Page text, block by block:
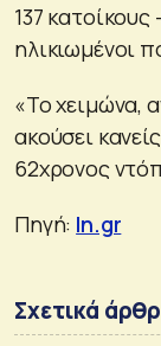
137 κατοίκους
ηλικιωμένοι
«Το χειμώνα,
ακούσει
62χρονος
Πηγή: In.gr
Σχετικά